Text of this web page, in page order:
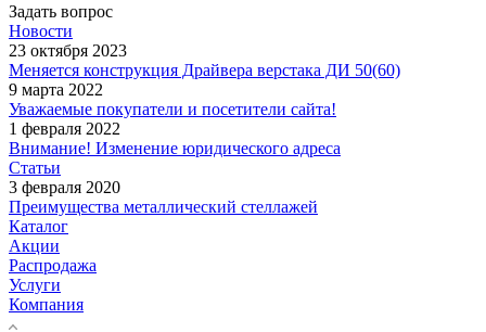
Задать вопрос
Новости
23 октября 2023
Меняется конструкция Драйвера верстака ДИ 50(60)
9 марта 2022
Уважаемые покупатели и посетители сайта!
1 февраля 2022
Внимание! Изменение юридического адреса
Статьи
3 февраля 2020
Преимущества металлический стеллажей
Каталог
Акции
Распродажа
Услуги
Компания